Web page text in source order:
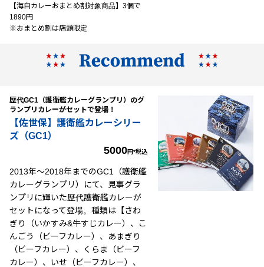
【海自カレーおまとめ割対象商品】3個で
1890円
※おまとめ割は店頭限定
歴代GC1（護衛艦カレーグランプリ）のグ
ランプリカレーがセットで登場！
【佐世保】護衛艦カレーシリー
ズ（GC1）
5000円*税込
2013年～2018年までのGC1（護衛艦
カレーグランプリ）にて、見事グラ
ンプリに輝いた歴代護衛艦カレーが
セットになって登場。種類は【さわ
ぎり（いかすみ&牛すじカレー）、こ
んごう（ビーフカレー）、あまぎり
（ビーフカレー）、くらま（ビーフ
カレー）、いせ（ビーフカレー）、